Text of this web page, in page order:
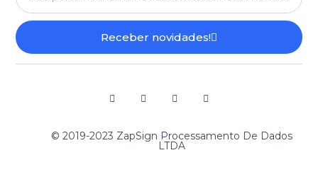
Receber novidades!
© 2019-2023 ZapSign Processamento De Dados
LTDA